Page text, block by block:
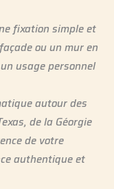
fixation simple et
ou un mur en
usage personnel
autour des
de la Géorgie
de votre
authentique et